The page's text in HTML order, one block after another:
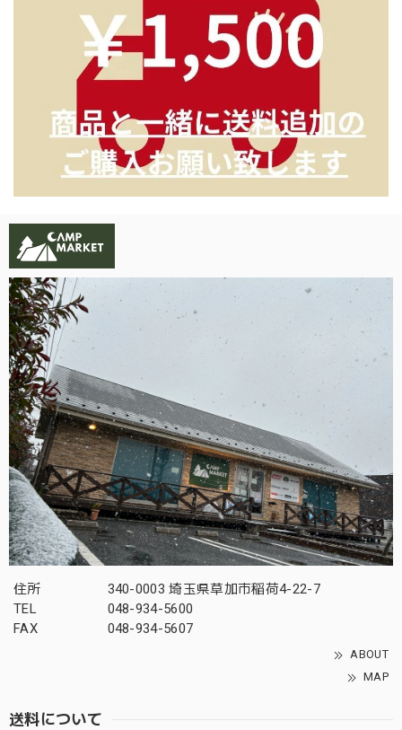
住所
340-0003 埼玉県草加市稲荷4-22-7
TEL
048-934-5600
FAX
048-934-5607
ABOUT
MAP
送料について